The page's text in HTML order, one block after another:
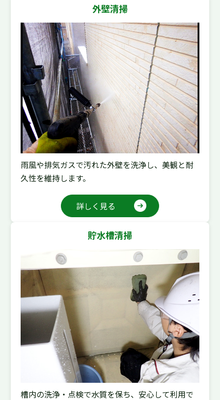
外壁清掃
雨風や排気ガスで汚れた外壁を洗浄し、美観と耐
久性を維持します。
詳しく見る
貯水槽清掃
槽内の洗浄・点検で水質を保ち、安心して利用で